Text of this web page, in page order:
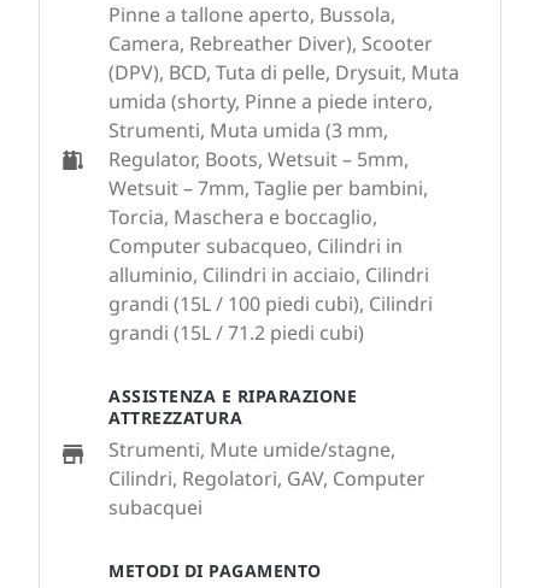
Pinne a tallone aperto, Bussola,
Camera, Rebreather Diver), Scooter
(DPV), BCD, Tuta di pelle, Drysuit, Muta
umida (shorty, Pinne a piede intero,
Strumenti, Muta umida (3 mm,
Regulator, Boots, Wetsuit – 5mm,
Wetsuit – 7mm, Taglie per bambini,
Torcia, Maschera e boccaglio,
Computer subacqueo, Cilindri in
alluminio, Cilindri in acciaio, Cilindri
grandi (15L / 100 piedi cubi), Cilindri
grandi (15L / 71.2 piedi cubi)
ASSISTENZA E RIPARAZIONE
ATTREZZATURA
Strumenti, Mute umide/stagne,
Cilindri, Regolatori, GAV, Computer
subacquei
METODI DI PAGAMENTO